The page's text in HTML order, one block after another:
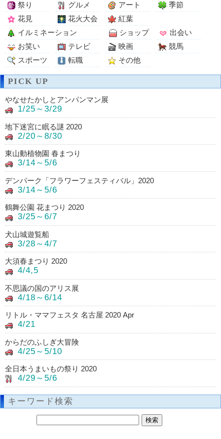
祭り
グルメ アート
季節
花見
花火大会
紅葉
イルミネーション
ショップ
出会い
お笑い
テレビ 映画
競馬
スポーツ
転職 その他
PICK UP
やなせたかしとアンパンマン展
1/25～3/29
地下迷宮に眠る謎 2020
2/20～8/30
東山動植物園 春まつり
3/14～5/6
デンパーク「フラワーフェスティバル」2020
3/14～5/6
鶴舞公園 花まつり 2020
3/25～6/7
犬山城遊覧船
3/28～4/7
大須春まつり 2020
4/4,5
不思議の国のアリス展
4/18～6/14
リトル・ママフェスタ 名古屋 2020 Apr
4/21
からだのふしぎ大冒険
4/25～5/10
全日本うまいもの祭り 2020
4/29～5/6
キーワード検索